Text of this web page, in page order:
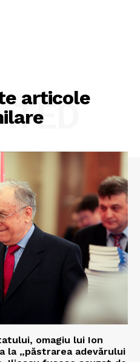
articole
omagiu lui Ion
la „păstrarea adevărului